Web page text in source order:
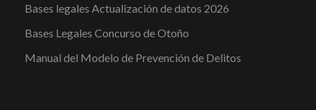
Bases legales Actualización de datos 2026
Bases Legales Concurso de Otoño
Manual del Modelo de Prevención de Delitos